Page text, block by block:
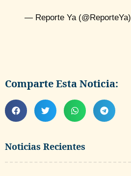
Noticias Recientes
— Reporte Ya (@ReporteYa)
Comparte Esta Noticia: